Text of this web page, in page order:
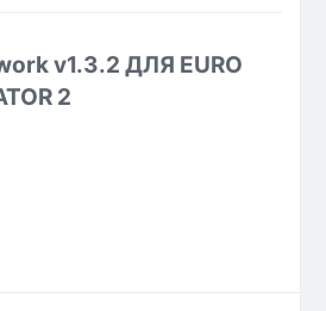
v1.3.2 ДЛЯ EURO
2